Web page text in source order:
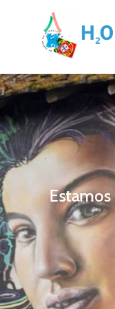
Estamos